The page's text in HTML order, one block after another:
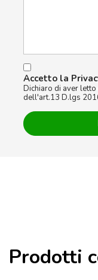
Accetto la
Dichiaro di aver letto
dell'art.13 D.lgs
Prodotti